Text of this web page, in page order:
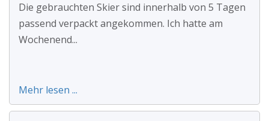
Die gebrauchten Skier sind innerhalb von 5 Tagen
passend verpackt angekommen. Ich hatte am
Wochenend...
Mehr lesen ...